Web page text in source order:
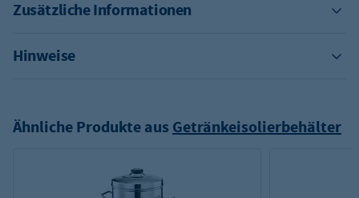
Zusätzliche Informationen
Hinweise
Ähnliche Produkte aus Getränkeisolierbehälter